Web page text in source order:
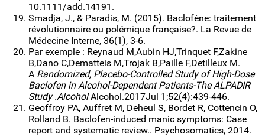
10.1111/add.14191.
Smadja, J., & Paradis, M. (2015). Baclofène: traitement
révolutionnaire ou polémique française?. La Revue de
Médecine Interne, 36(1), 3-6.
Par exemple : Reynaud M,Aubin HJ,Trinquet F,Zakine
B,Dano C,Dematteis M,Trojak B,Paille F,Detilleux M.
A Randomized, Placebo-Controlled Study of High-Dose
Baclofen in Alcohol-Dependent Patients-The ALPADIR
Study .AlcoholAlcohol.2017Jul 1;52(4):439-446.
Geoffroy PA, Auffret M, Deheul S, Bordet R, Cottencin O,
Rolland B. Baclofen-induced manic symptoms: Case
report and systematic review.. Psychosomatics, 2014.